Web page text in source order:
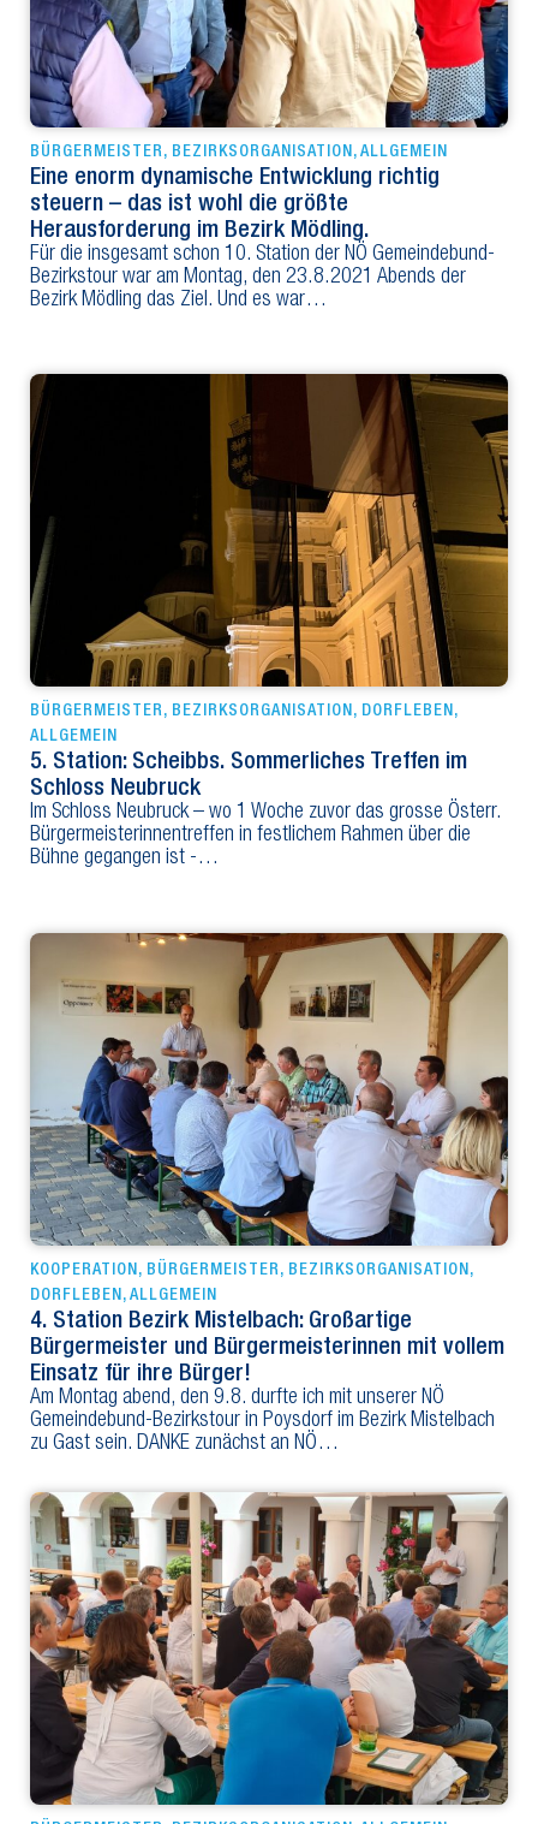
BÜRGERMEISTER , BEZIRKSORGANISATION , ALLGEMEIN
Eine enorm dynamische Entwicklung richtig
steuern – das ist wohl die größte
Herausforderung im Bezirk Mödling.
Für die insgesamt schon 10. Station der NÖ Gemeindebund-
Bezirkstour war am Montag, den 23.8.2021 Abends der
Bezirk Mödling das Ziel. Und es war…
BÜRGERMEISTER , BEZIRKSORGANISATION , DORFLEBEN ,
ALLGEMEIN
5. Station: Scheibbs. Sommerliches Treffen im
Schloss Neubruck
Im Schloss Neubruck – wo 1 Woche zuvor das grosse Österr.
Bürgermeisterinnentreffen in festlichem Rahmen über die
Bühne gegangen ist -…
KOOPERATION , BÜRGERMEISTER , BEZIRKSORGANISATION ,
DORFLEBEN , ALLGEMEIN
4. Station Bezirk Mistelbach: Großartige
Bürgermeister und Bürgermeisterinnen mit vollem
Einsatz für ihre Bürger!
Am Montag abend, den 9.8. durfte ich mit unserer NÖ
Gemeindebund-Bezirkstour in Poysdorf im Bezirk Mistelbach
zu Gast sein. DANKE zunächst an NÖ…